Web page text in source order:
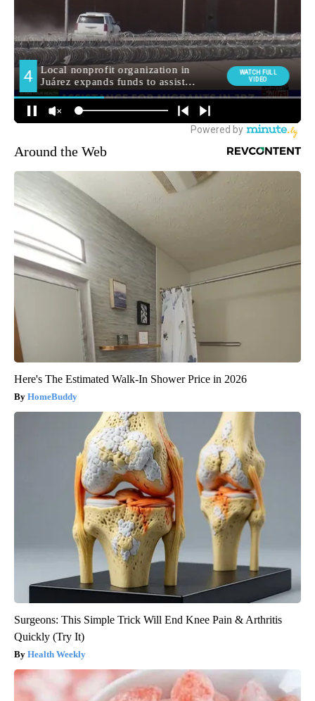
Around the Web
Here's The Estimated Walk-In Shower Price in 2026
HomeBuddy
Surgeons: This Simple Trick Will End Knee Pain & Arthritis
Quickly (Try It)
Health Weekly